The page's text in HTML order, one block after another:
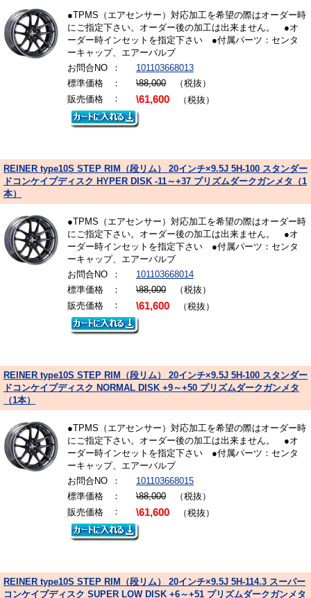
●TPMS（エアセンサー）対応加工を希望の際はオーダー時
にご指定下さい。オーダー後の加工は出来ません。 ●オ
ーダー時インセットを指定下さい ●付属パーツ：センタ
ーキャップ、エアーバルブ
お問合NO
：
101103668013
標準価格
： \88,000 （税抜）
販売価格
： \61,600 （税抜）
REINER type10S STEP RIM（段リム） 20インチ×9.5J 5H-100 スタンダー
ドコンケイプディスク HYPER DISK -11～+37 プリズムダークガンメタ（1
本）
●TPMS（エアセンサー）対応加工を希望の際はオーダー時
にご指定下さい。オーダー後の加工は出来ません。 ●オ
ーダー時インセットを指定下さい ●付属パーツ：センタ
ーキャップ、エアーバルブ
お問合NO
：
101103668014
標準価格
： \88,000 （税抜）
販売価格
： \61,600 （税抜）
REINER type10S STEP RIM（段リム） 20インチ×9.5J 5H-100 スタンダー
ドコンケイプディスク NORMAL DISK +9～+50 プリズムダークガンメタ
（1本）
●TPMS（エアセンサー）対応加工を希望の際はオーダー時
にご指定下さい。オーダー後の加工は出来ません。 ●オ
ーダー時インセットを指定下さい ●付属パーツ：センタ
ーキャップ、エアーバルブ
お問合NO
：
101103668015
標準価格
： \88,000 （税抜）
販売価格
： \61,600 （税抜）
REINER type10S STEP RIM（段リム） 20インチ×9.5J 5H-114.3 スーパー
コンケイプディスク SUPER LOW DISK +6～+51 プリズムダークガンメタ